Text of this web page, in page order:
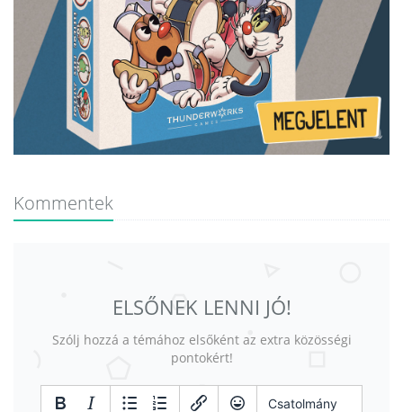
Kommentek
ELSŐNEK LENNI JÓ!
Szólj hozzá a témához elsőként az extra közösségi
pontokért!
Csatolmány